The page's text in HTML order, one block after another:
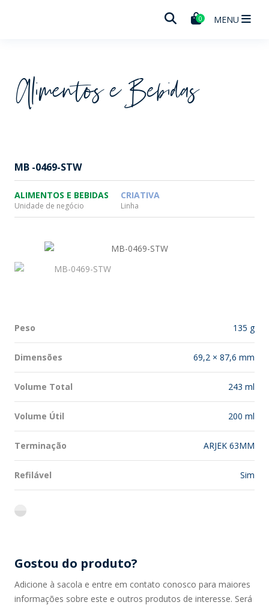
0 MENU
Alimentos e Bebidas
MB -0469-STW
ALIMENTOS E BEBIDAS
Unidade de negócio
CRIATIVA
Linha
Peso 135 g
Dimensões 69,2 × 87,6 mm
Volume Total 243 ml
Volume Útil 200 ml
Terminação ARJEK 63MM
Refilável Sim
flint
Gostou do produto?
Adicione à sacola e entre em contato conosco para maiores
informações sobre este e outros produtos de interesse. Será